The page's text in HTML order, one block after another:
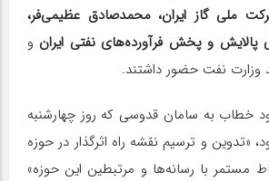
ملی گاز ایران، محمدصادق عظیمی‌فر،
و پخش فرآورده‌های نفتی ایران و
وزارت نفت حضور داشتند.
خطاب به سامان قدوسی که روز چهارشنبه
«تدوین و ترسیم نقشه راه اثرگذار در حوزه
مستمر با رسانه‌ها و مرتبطین این حوزه»